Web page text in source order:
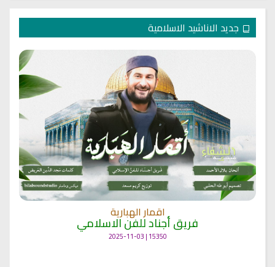
جديد الاناشيد الاسلامية
اقمار الهبارية
فريق أجناد للفن الاسلامي
15350 | 2025-11-03